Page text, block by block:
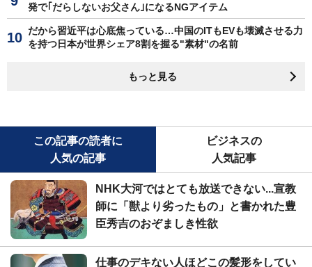
発で｢だらしないお父さん｣になるNGアイテム
だから習近平は心底焦っている…中国のITもEVも壊滅させる力
を持つ日本が世界シェア8割を握る"素材"の名前
もっと見る
この記事の読者に
人気の記事
ビジネスの
人気記事
NHK大河ではとても放送できない...宣教
師に「獣より劣ったもの」と書かれた豊
臣秀吉のおぞましき性欲
仕事のデキない人ほどこの髪形をしてい